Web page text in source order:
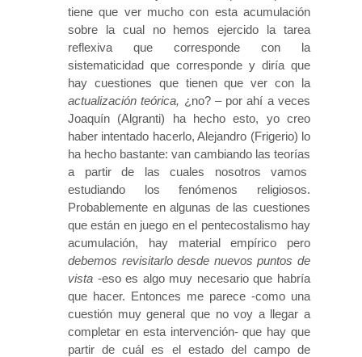
tiene que ver mucho con esta acumulación
sobre la cual no hemos ejercido la tarea
reflexiva que corresponde con la
sistematicidad que corresponde y diría que
hay cuestiones que tienen que ver con la
actualización teórica, ¿no?–por ahí a veces
Joaquín (Algranti) ha hecho esto, yo creo
haber intentado hacerlo, Alejandro (Frigerio) lo
ha hecho bastante: van cambiando las teorías
a partir de las cuales nosotros vamos
estudiando los fenómenos religiosos.
Probablemente en algunas de las cuestiones
que están en juego en el pentecostalismo hay
acumulación, hay material empírico pero
debemos revisitarlo desde nuevos puntos de
vista -eso es algo muy necesario que habría
que hacer. Entonces me parece -como una
cuestión muy general que no voy a llegar a
completar en esta intervención- que hay que
partir de cuál es el estado del campo de